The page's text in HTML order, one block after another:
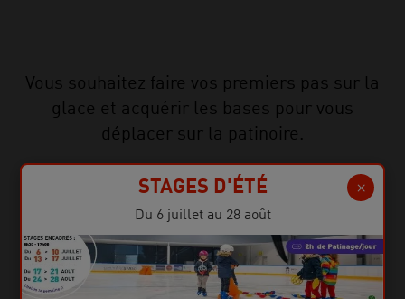
STAGES D'ÉTÉ
Du 6 juillet au 28 août
Vous souhaitez faire vos premiers pas sur la
glace et acquérir les bases pour vous
déplacer sur la patinoire.
Âges